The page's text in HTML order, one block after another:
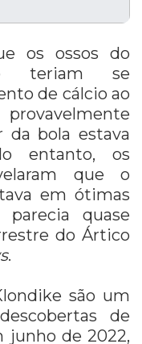
os ossos do
teriam se
de cálcio ao
bola estava
entanto, os
que o
em ótimas
quase
do Ártico
.
são um
de
junho de 2022,